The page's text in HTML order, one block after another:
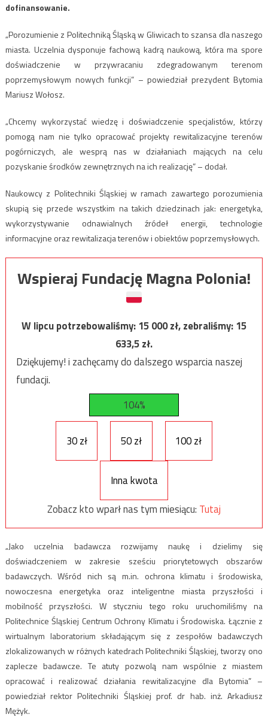
dofinansowanie.
„Porozumienie z Politechniką Śląską w Gliwicach to szansa dla naszego
miasta. Uczelnia dysponuje fachową kadrą naukową, która ma spore
doświadczenie w przywracaniu zdegradowanym terenom
poprzemysłowym nowych funkcji” – powiedział prezydent Bytomia
Mariusz Wołosz.
„Chcemy wykorzystać wiedzę i doświadczenie specjalistów, którzy
pomogą nam nie tylko opracować projekty rewitalizacyjne terenów
pogórniczych, ale wesprą nas w działaniach mających na celu
pozyskanie środków zewnętrznych na ich realizację” – dodał.
Naukowcy z Politechniki Śląskiej w ramach zawartego porozumienia
skupią się przede wszystkim na takich dziedzinach jak: energetyka,
wykorzystywanie odnawialnych źródeł energii, technologie
informacyjne oraz rewitalizacja terenów i obiektów poprzemysłowych.
Wspieraj Fundację Magna Polonia!
W lipcu potrzebowaliśmy:15 000zł, zebraliśmy:15
633,5zł.
Dziękujemy! i zachęcamy do dalszego wsparcia naszej
fundacji.
104%
30 zł 50 zł 100 zł
Inna kwota
Zobacz kto wparł nas tym miesiącu: Tutaj
„Jako uczelnia badawcza rozwijamy naukę i dzielimy się
doświadczeniem w zakresie sześciu priorytetowych obszarów
badawczych. Wśród nich są m.in. ochrona klimatu i środowiska,
nowoczesna energetyka oraz inteligentne miasta przyszłości i
mobilność przyszłości. W styczniu tego roku uruchomiliśmy na
Politechnice Śląskiej Centrum Ochrony Klimatu i Środowiska. Łącznie z
wirtualnym laboratorium składającym się z zespołów badawczych
zlokalizowanych w różnych katedrach Politechniki Śląskiej, tworzy ono
zaplecze badawcze. Te atuty pozwolą nam wspólnie z miastem
opracować i realizować działania rewitalizacyjne dla Bytomia” –
powiedział rektor Politechniki Śląskiej prof. dr hab. inż. Arkadiusz
Mężyk.